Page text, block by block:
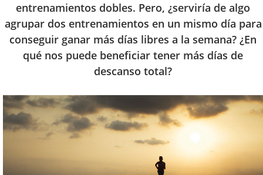
entrenamientos dobles. Pero, ¿serviría de algo
agrupar dos entrenamientos en un mismo día para
conseguir ganar más días libres a la semana? ¿En
qué nos puede beneficiar tener más días de
descanso total?